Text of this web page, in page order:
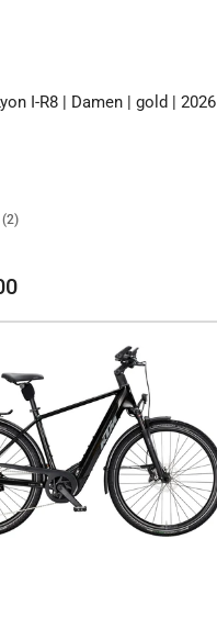
I-R8 | Damen | gold | 2026
(2)